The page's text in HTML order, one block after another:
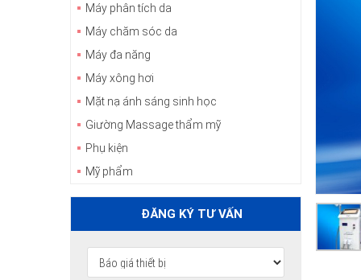
Máy phân tích da
Máy chăm sóc da
Máy đa năng
Máy xông hơi
Mặt nạ ánh sáng sinh học
Giường Massage thẩm mỹ
Phụ kiện
Mỹ phẩm
ĐĂNG KÝ TƯ VẤN